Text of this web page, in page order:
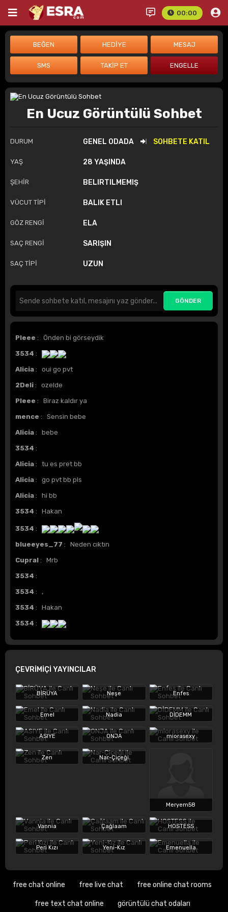
00:00
En Ucuz Görüntülü Sohbet
DURUM GENEL ODADA SOHBETE KATIL
YAŞ 28 YAŞINDA
ŞEHİR BELIRTILMEMIŞ
VÜCUT TİPİ BALIK ETLI
GÖZ RENGİ ELA
SAÇ RENGİ SARIŞIN
SAÇ TİPİ UZUN
Pleee : Önden bi görseydik
3534 :
Alicia : oui go pvt
2Deli : ozelde
Pleee : Biraz kaldır ya
mence : Sensin bebe
Alicia : bebe
3534 :
Alicia : tu es pret bb
Alicia : go pvt bb pls
Alicia : hi bb
3534 : Hakan
3534 :
blueeyes_77 : Neden cıktın
Cupral : Mrb
3534 :
3534 : ,
3534 : Hakan
3534 :
ÇEVRİMİÇİ YAYINCILAR
BİRÜYA Neşe Enfes
Emel Nadia DİDEMM
ASIYE ONJA miorasexy
Zen Nar-Çiçeği
Meryem58
Vannia Çağlaam HOSTESS
Peri Kızı Yeni-Kız Emenuella
free chat online free live chat free online chat rooms
free text chat online görüntülü chat odaları